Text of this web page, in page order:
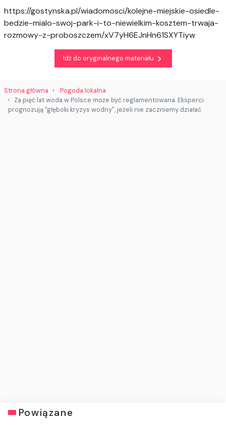
https://gostynska.pl/wiadomosci/kolejne-miejskie-osiedle-
bedzie-mialo-swoj-park-i-to-niewielkim-kosztem-trwaja-
rozmowy-z-proboszczem/xV7yH6EJnHn61SXYTiyw
Idź do oryginalnego materiału
Strona główna
Pogoda lokalna
Za pięć lat woda w Polsce może być reglamentowana. Eksperci
prognozują "głęboki kryzys wodny", jeżeli nie zaczniemy działać
Powiązane